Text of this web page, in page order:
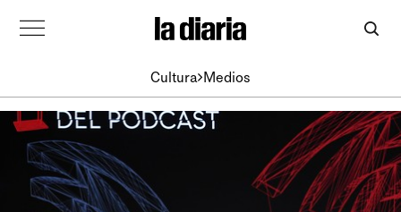
Cultura Medios